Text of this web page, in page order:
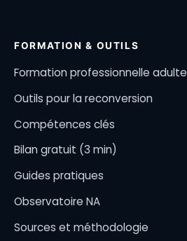
FORMATION & OUTILS
Formation professionnelle adulte
Outils pour la reconversion
Compétences clés
Bilan gratuit (3 min)
Guides pratiques
Observatoire NA
Sources et méthodologie